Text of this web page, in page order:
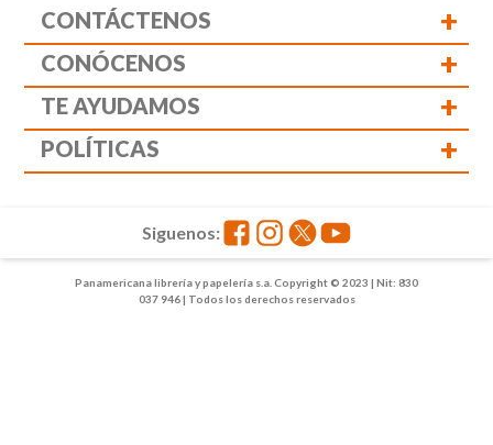
CONTÁCTENOS +
CONÓCENOS +
TE AYUDAMOS +
POLÍTICAS +
Panamericana librería y papelería s.a. Copyright © 2023 | Nit: 830
037 946 | Todos los derechos reservados
Siguenos: